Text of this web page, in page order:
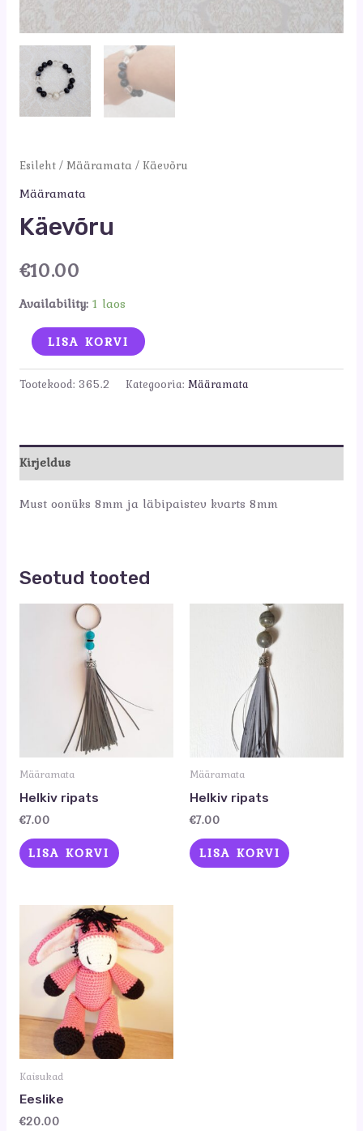
Esileht/Määramata / Käevõru
Määramata
Käevõru
€10.00
Availability: 1 laos
Käevõru
kogus
LISA KORVI
Tootekood: 365.2 Kategooria: Määramata
Kirjeldus
Must oonüks 8mm ja läbipaistev kvarts 8mm
Seotud tooted
Määramata
Helkiv ripats
€7.00
LISA KORVI
Määramata
Helkiv ripats
€7.00
LISA KORVI
Kaisukad
Eeslike
€20.00